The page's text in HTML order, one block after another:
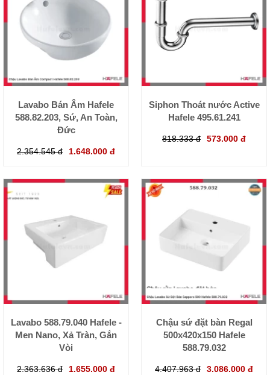
Lavabo Bán Âm Hafele
588.82.203, Sứ, An Toàn,
Đức
2.354.545 đ 1.648.000 đ
Siphon Thoát nước Active
Hafele 495.61.241
818.333 đ 573.000 đ
Lavabo 588.79.040 Hafele -
Men Nano, Xả Tràn, Gắn
Vòi
2.363.636 đ 1.655.000 đ
Chậu sứ đặt bàn Regal
500x420x150 Hafele
588.79.032
4.407.963 đ 3.086.000 đ